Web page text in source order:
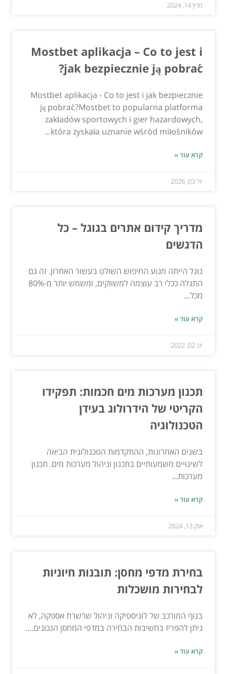
מרץ 14, 2024
Mostbet aplikacja – Co to jest i
jak bezpiecznie ją pobrać?
Mostbet aplikacja - Co to jest i jak bezpiecznie
ją pobrać?Mostbet to popularna platforma
zakładów sportowych i gier hazardowych,
która zyskała uznanie wśród miłośników...
קרא עוד »
יול 03, 2026
מדריך קידום אתרים בגוגל – כל
הדגשים
גוגל הייתה מנוע החיפוש השולט בעשור האחרון. זה גם
התגלה ככלי רב עוצמה למשווקים, ומשמש יותר מ-80%
מכל...
קרא עוד »
יונ 02, 2022
תכנון מערכות מים חכמות: תפקידו
הקריטי של הידרולוג בעידן
הטכנולוגיה
בשנים האחרונות, ההתקדמות הטכנולוגית הביאה
לשינויים משמעותיים בתכנון וניהול מערכות מים. תכנון
מערכות...
קרא עוד »
אוק 13, 2024
בחירת מדפי מחסן: תובנות חיוניות
לבחירות מושכלות
בנוף המורכב של לוגיסטיקה וניהול שרשרת אספקה, לא
ניתן להפריז בחשיבות הבחירה במדפי המחסן הנכונים....
קרא עוד »